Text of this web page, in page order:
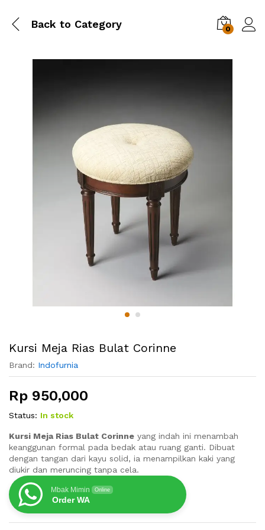
Back to Category 0
Kursi Meja Rias Bulat Corinne
Brand: Indofurnia
Rp 950,000
Status: In stock
Kursi Meja Rias Bulat Corinne yang indah ini menambah
keanggunan formal pada bedak atau ruang ganti. Dibuat
dengan tangan dari kayu solid, ia menampilkan kaki yang
diukir dan meruncing tanpa cela.
Mbak Mimin Online
Order WA